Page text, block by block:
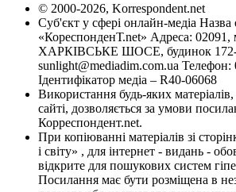
© 2000-2026, Korrespondent.net
Суб'єкт у сфері онлайн-медіа Назва
«КореспонденТ.net» Адреса: 02091,
ХАРКІВСЬКЕ ШОСЕ, будинок 172-
sunlight@mediadim.com.ua Телефон:
Ідентифікатор медіа – R40-06068
Використання будь-яких
сайті, дозволяється за умови
Корреспондент.net.
При копіюванні матеріалів зі
і світу» , для інтернет - видань -
відкрите для пошукових систем
Посилання має бути розміщена в